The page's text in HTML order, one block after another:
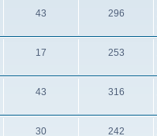
43 296
17 253
43 316
30 242